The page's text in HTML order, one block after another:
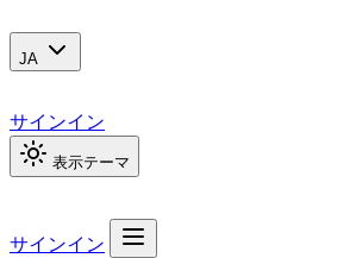
JA
サインイン
表示テーマ
サインイン